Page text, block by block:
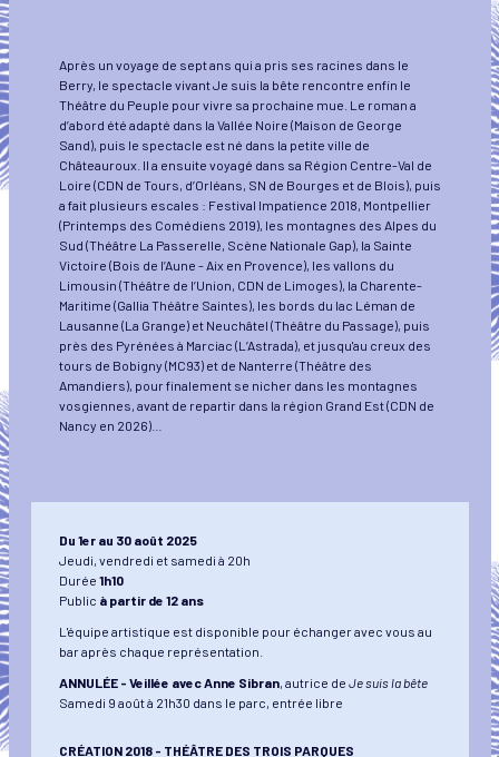
Après un voyage de sept ans qui a pris ses racines dans le
Berry, le spectacle vivant Je suis la bête rencontre enfin le
Théâtre du Peuple pour vivre sa prochaine mue. Le roman a
d’abord été adapté dans la Vallée Noire (Maison de George
Sand), puis le spectacle est né dans la petite ville de
Châteauroux. Il a ensuite voyagé dans sa Région Centre-Val de
Loire (CDN de Tours, d’Orléans, SN de Bourges et de Blois), puis
a fait plusieurs escales : Festival Impatience 2018, Montpellier
(Printemps des Comédiens 2019), les montagnes des Alpes du
Sud (Théâtre La Passerelle, Scène Nationale Gap), la Sainte
Victoire (Bois de l’Aune - Aix en Provence), les vallons du
Limousin (Théâtre de l’Union, CDN de Limoges), la Charente-
Maritime (Gallia Théâtre Saintes), les bords du lac Léman de
Lausanne (La Grange) et Neuchâtel (Théâtre du Passage), puis
près des Pyrénées à Marciac (L’Astrada), et jusqu'au creux des
tours de Bobigny (MC93) et de Nanterre (Théâtre des
Amandiers), pour finalement se nicher dans les montagnes
vosgiennes, avant de repartir dans la région Grand Est (CDN de
Nancy en 2026)…
Du 1er au 30 août 2025
Jeudi, vendredi et samedi à 20h
Durée 1h10
Public à partir de 12 ans
L'équipe artistique est disponible pour échanger avec vous au
bar après chaque représentation.
ANNULÉE - Veillée avec Anne Sibran, autrice de Je suis la bête
Samedi 9 août à 21h30 dans le parc, entrée libre
CRÉATION 2018 - THÉÂTRE DES TROIS PARQUES